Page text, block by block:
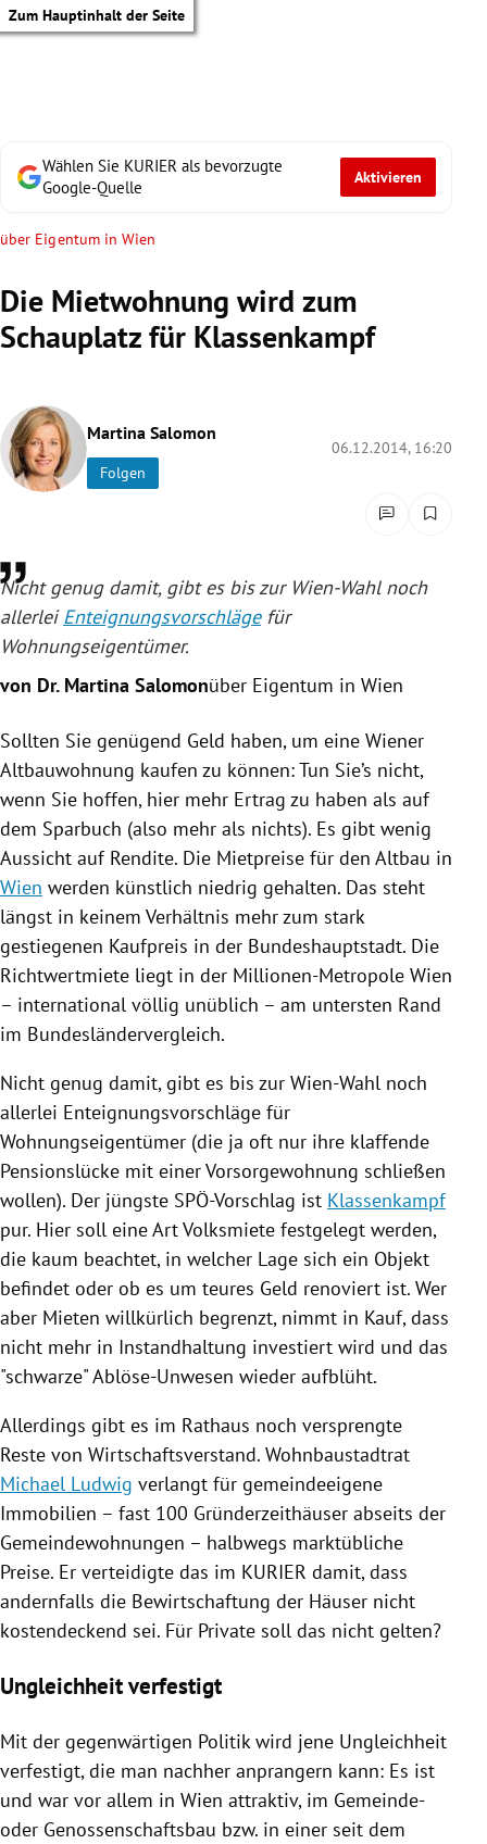
Zum Hauptinhalt der Seite
Untermenü
Untermenü
Untermenü
Untermenü
Untermenü
Untermenü
Wählen Sie KURIER als bevorzugte
Google-Quelle
Aktivieren
über Eigentum in Wien
Die Mietwohnung wird zum
Schauplatz für Klassenkampf
Martina Salomon
Folgen
06.12.2014, 16:20
Nicht genug damit, gibt es bis zur Wien-Wahl noch
allerlei Enteignungsvorschlägefür
Wohnungseigentümer.
von Dr. Martina Salomonüber Eigentum in Wien
Sollten Sie genügend Geld haben, um eine Wiener
Altbauwohnung kaufen zu können: Tun Sie’s nicht,
wenn Sie hoffen, hier mehr Ertrag zu haben als auf
dem Sparbuch (also mehr als nichts). Es gibt wenig
Aussicht auf Rendite. Die Mietpreise für den Altbau in
Wien werden künstlich niedrig gehalten. Das steht
längst in keinem Verhältnis mehr zum stark
gestiegenen Kaufpreis in der Bundeshauptstadt. Die
Richtwertmiete liegt in der Millionen-Metropole Wien
– international völlig unüblich – am untersten Rand
im Bundesländervergleich.
Nicht genug damit, gibt es bis zur Wien-Wahl noch
allerlei Enteignungsvorschläge für
Wohnungseigentümer (die ja oft nur ihre klaffende
Pensionslücke mit einer Vorsorgewohnung schließen
wollen). Der jüngste SPÖ-Vorschlag ist Klassenkampf
pur. Hier soll eine Art Volksmiete festgelegt werden,
die kaum beachtet, in welcher Lage sich ein Objekt
befindet oder ob es um teures Geld renoviert ist. Wer
aber Mieten willkürlich begrenzt, nimmt in Kauf, dass
nicht mehr in Instandhaltung investiert wird und das
"schwarze" Ablöse-Unwesen wieder aufblüht.
Allerdings gibt es im Rathaus noch versprengte
Reste von Wirtschaftsverstand. Wohnbaustadtrat
Michael Ludwig verlangt für gemeindeeigene
Immobilien – fast 100 Gründerzeithäuser abseits der
Gemeindewohnungen – halbwegs marktübliche
Preise. Er verteidigte das im KURIER damit, dass
andernfalls die Bewirtschaftung der Häuser nicht
kostendeckend sei. Für Private soll das nicht gelten?
Ungleichheit verfestigt
Mit der gegenwärtigen Politik wird jene Ungleichheit
verfestigt, die man nachher anprangern kann: Es ist
und war vor allem in Wien attraktiv, im Gemeinde-
oder Genossenschaftsbau bzw. in einer seit dem